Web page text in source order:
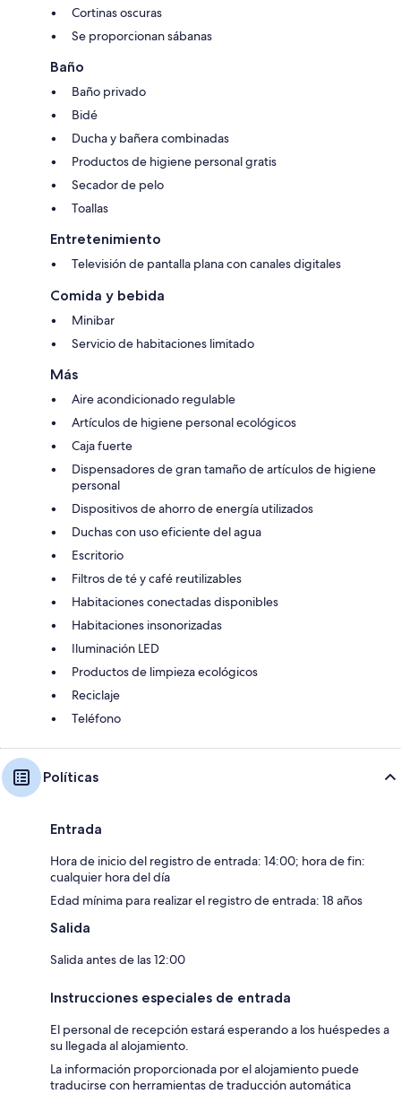
Cortinas oscuras
Se proporcionan sábanas
Baño
Baño privado
Bidé
Ducha y bañera combinadas
Productos de higiene personal gratis
Secador de pelo
Toallas
Entretenimiento
Televisión de pantalla plana con canales digitales
Comida y bebida
Minibar
Servicio de habitaciones limitado
Más
Aire acondicionado regulable
Artículos de higiene personal ecológicos
Caja fuerte
Dispensadores de gran tamaño de artículos de higiene
personal
Dispositivos de ahorro de energía utilizados
Duchas con uso eficiente del agua
Escritorio
Filtros de té y café reutilizables
Habitaciones conectadas disponibles
Habitaciones insonorizadas
Iluminación LED
Productos de limpieza ecológicos
Reciclaje
Teléfono
Políticas
Entrada
Hora de inicio del registro de entrada: 14:00; hora de fin:
cualquier hora del día
Edad mínima para realizar el registro de entrada: 18 años
Salida
Salida antes de las 12:00
Instrucciones especiales de entrada
El personal de recepción estará esperando a los huéspedes a
su llegada al alojamiento.
La información proporcionada por el alojamiento puede
traducirse con herramientas de traducción automática